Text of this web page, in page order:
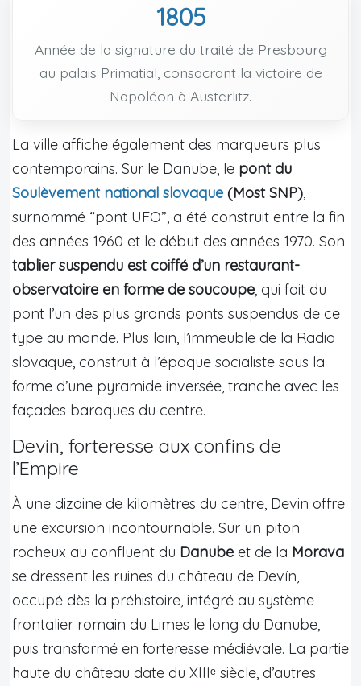
1805
Année de la signature du traité de Presbourg
au palais Primatial, consacrant la victoire de
Napoléon à Austerlitz.
La ville affiche également des marqueurs plus
contemporains. Sur le Danube, le pont du
Soulèvement national slovaque (Most SNP),
surnommé “pont UFO”, a été construit entre la fin
des années 1960 et le début des années 1970. Son
tablier suspendu est coiffé d’un restaurant-
observatoire en forme de soucoupe, qui fait du
pont l’un des plus grands ponts suspendus de ce
type au monde. Plus loin, l’immeuble de la Radio
slovaque, construit à l’époque socialiste sous la
forme d’une pyramide inversée, tranche avec les
façades baroques du centre.
Devin, forteresse aux confins de
l’Empire
À une dizaine de kilomètres du centre, Devin offre
une excursion incontournable. Sur un piton
rocheux au confluent du Danube et de la Morava
se dressent les ruines du château de Devín,
occupé dès la préhistoire, intégré au système
frontalier romain du Limes le long du Danube,
puis transformé en forteresse médiévale. La partie
haute du château date du XIIIᵉ siècle, d’autres